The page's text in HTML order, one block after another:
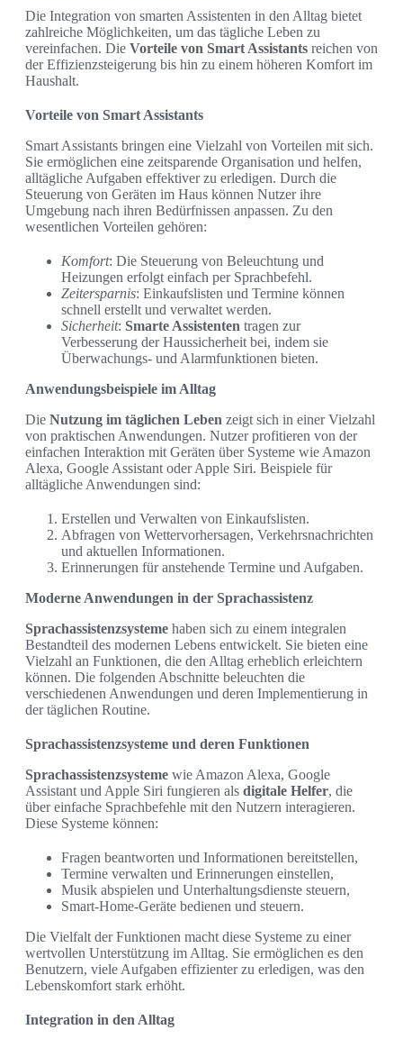
Die Integration von smarten Assistenten in den Alltag bietet
zahlreiche Möglichkeiten, um das tägliche Leben zu
vereinfachen. Die Vorteile von Smart Assistants reichen von
der Effizienzsteigerung bis hin zu einem höheren Komfort im
Haushalt.
Vorteile von Smart Assistants
Smart Assistants bringen eine Vielzahl von Vorteilen mit sich.
Sie ermöglichen eine zeitsparende Organisation und helfen,
alltägliche Aufgaben effektiver zu erledigen. Durch die
Steuerung von Geräten im Haus können Nutzer ihre
Umgebung nach ihren Bedürfnissen anpassen. Zu den
wesentlichen Vorteilen gehören:
Komfort: Die Steuerung von Beleuchtung und
Heizungen erfolgt einfach per Sprachbefehl.
Zeitersparnis: Einkaufslisten und Termine können
schnell erstellt und verwaltet werden.
Sicherheit: Smarte Assistenten tragen zur
Verbesserung der Haussicherheit bei, indem sie
Überwachungs- und Alarmfunktionen bieten.
Anwendungsbeispiele im Alltag
Die Nutzung im täglichen Leben zeigt sich in einer Vielzahl
von praktischen Anwendungen. Nutzer profitieren von der
einfachen Interaktion mit Geräten über Systeme wie Amazon
Alexa, Google Assistant oder Apple Siri. Beispiele für
alltägliche Anwendungen sind:
Erstellen und Verwalten von Einkaufslisten.
Abfragen von Wettervorhersagen, Verkehrsnachrichten
und aktuellen Informationen.
Erinnerungen für anstehende Termine und Aufgaben.
Moderne Anwendungen in der Sprachassistenz
Sprachassistenzsysteme haben sich zu einem integralen
Bestandteil des modernen Lebens entwickelt. Sie bieten eine
Vielzahl an Funktionen, die den Alltag erheblich erleichtern
können. Die folgenden Abschnitte beleuchten die
verschiedenen Anwendungen und deren Implementierung in
der täglichen Routine.
Sprachassistenzsysteme und deren Funktionen
Sprachassistenzsysteme wie Amazon Alexa, Google
Assistant und Apple Siri fungieren als digitale Helfer, die
über einfache Sprachbefehle mit den Nutzern interagieren.
Diese Systeme können:
Fragen beantworten und Informationen bereitstellen,
Termine verwalten und Erinnerungen einstellen,
Musik abspielen und Unterhaltungsdienste steuern,
Smart-Home-Geräte bedienen und steuern.
Die Vielfalt der Funktionen macht diese Systeme zu einer
wertvollen Unterstützung im Alltag. Sie ermöglichen es den
Benutzern, viele Aufgaben effizienter zu erledigen, was den
Lebenskomfort stark erhöht.
Integration in den Alltag